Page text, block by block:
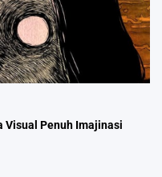
Visual Penuh Imajinasi